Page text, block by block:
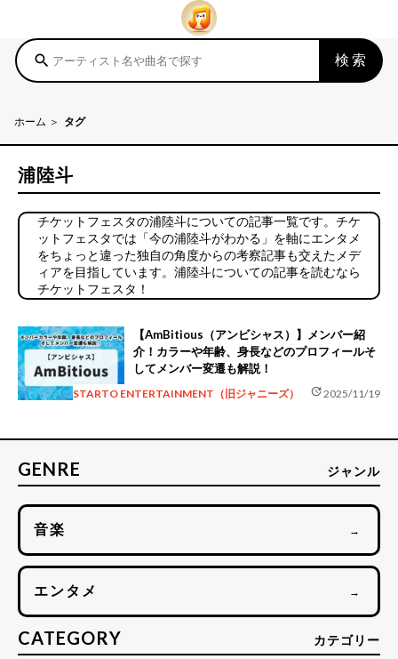
search 検索
ホーム タグ
浦陸斗
チケットフェスタの浦陸斗についての記事一覧です。チケ
ットフェスタでは「今の浦陸斗がわかる」を軸にエンタメ
をちょっと違った独自の角度からの考察記事も交えたメデ
ィアを目指しています。浦陸斗についての記事を読むなら
チケットフェスタ！
【AmBitious（アンビシャス）】メンバー紹
介！カラーや年齢、身長などのプロフィールそ
してメンバー変遷も解説！
STARTO ENTERTAINMENT（旧ジャニーズ） update2025/11/19
GENRE ジャンル
音楽 →
エンタメ →
CATEGORY カテゴリー